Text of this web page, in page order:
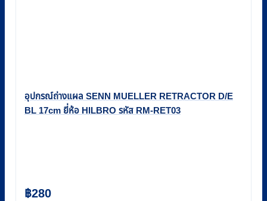
อุปกรณ์ถ่างแผล SENN MUELLER RETRACTOR D/E
BL 17cm ยี่ห้อ HILBRO รหัส RM-RET03
฿280